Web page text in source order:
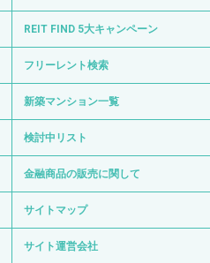
REIT FIND 5大キャンペーン
フリーレント検索
新築マンション一覧
検討中リスト
金融商品の販売に関して
サイトマップ
サイト運営会社